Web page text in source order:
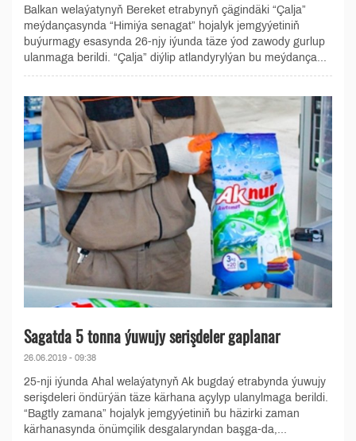
Balkan welaýatynyň Bereket etrabynyň çägindäki “Çalja”
meýdançasynda “Himiýa senagat” hojalyk jemgyýetiniň
buýurmagy esasynda 26-njy iýunda täze ýod zawody gurlup
ulanmaga berildi. “Çalja” diýlip atlandyrylýan bu meýdança...
Sagatda 5 tonna ýuwujy serişdeler gaplanar
26.06.2019 - 09:38
25-nji iýunda Ahal welaýatynyň Ak bugdaý etrabynda ýuwujy
serişdeleri öndürýän täze kärhana açylyp ulanylmaga berildi.
“Bagtly zamana” hojalyk jemgyýetiniň bu häzirki zaman
kärhanasynda önüm­çilik­ des­ga­la­ryndan başga­-da,...